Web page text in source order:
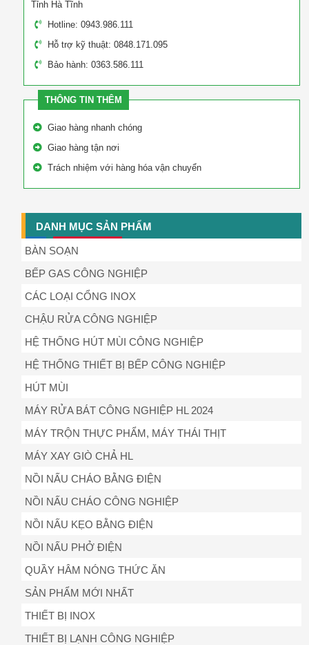
Tỉnh Hà Tĩnh
Hotline: 0943.986.111
Hỗ trợ kỹ thuật: 0848.171.095
Bảo hành: 0363.586.111
THÔNG TIN THÊM
Giao hàng nhanh chóng
Giao hàng tận nơi
Trách nhiệm với hàng hóa vận chuyển
DANH MỤC SẢN PHẨM
BÀN SOẠN
BẾP GAS CÔNG NGHIỆP
CÁC LOẠI CỔNG INOX
CHẬU RỬA CÔNG NGHIỆP
HỆ THỐNG HÚT MÙI CÔNG NGHIỆP
HỆ THỐNG THIẾT BỊ BẾP CÔNG NGHIỆP
HÚT MÙI
MÁY RỬA BÁT CÔNG NGHIỆP HL 2024
MÁY TRỘN THỰC PHẨM, MÁY THÁI THỊT
MÁY XAY GIÒ CHẢ HL
NỒI NẤU CHÁO BẰNG ĐIỆN
NỒI NẤU CHÁO CÔNG NGHIỆP
NỒI NẤU KẸO BẰNG ĐIỆN
NỒI NẤU PHỞ ĐIỆN
QUẦY HÂM NÓNG THỨC ĂN
SẢN PHẨM MỚI NHẤT
THIẾT BỊ INOX
THIẾT BỊ LẠNH CÔNG NGHIỆP